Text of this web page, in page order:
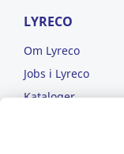
LYRECO
Om Lyreco
Jobs i Lyreco
Kataloger
Læs